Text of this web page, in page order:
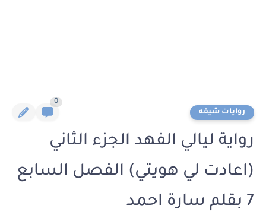
روايات شيقه
0
رواية ليالي الفهد الجزء الثاني
(اعادت لي هويتي) الفصل السابع
7 بقلم سارة احمد